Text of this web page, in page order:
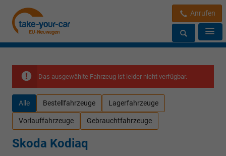
Anrufen
Das ausgewählte Fahrzeug ist leider nicht verfügbar.
Alle Bestellfahrzeuge Lagerfahrzeuge
Vorlauffahrzeuge Gebrauchtfahrzeuge
Skoda Kodiaq